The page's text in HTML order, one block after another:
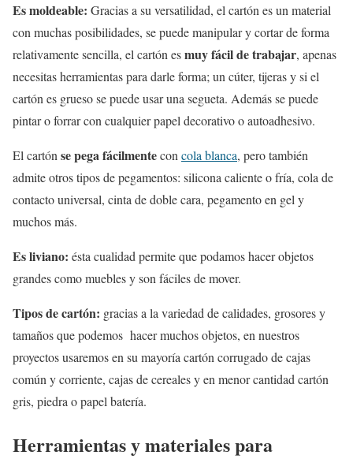
Es moldeable: Gracias a su versatilidad, el cartón es un material
con muchas posibilidades, se puede manipular y cortar de forma
relativamente sencilla, el cartón esmuy fácil de trabajar, apenas
necesitas herramientas para darle forma; un cúter, tijeras y si el
cartón es grueso se puede usar una segueta. Además se puede
pintar o forrar con cualquier papel decorativo o autoadhesivo.
El cartón se pega fácilmentecon cola blanca, pero también
admite otros tipos de pegamentos: silicona caliente o fría, cola de
contacto universal, cinta de doble cara, pegamento en gel y
muchos más.
Es liviano: ésta cualidad permite que podamos hacer objetos
grandes como muebles y son fáciles de mover.
Tipos de cartón: gracias a la variedad de calidades, grosores y
tamaños que podemos hacer muchos objetos, en nuestros
proyectos usaremos en su mayoría cartón corrugado de cajas
común y corriente, cajas de cereales y en menor cantidad cartón
gris, piedra o papel batería.
Herramientas y materiales para